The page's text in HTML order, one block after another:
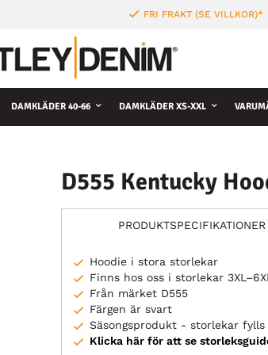
FRI FRAKT (SE VILLKOR)*
DAMKLÄDER 40-66 DAMKLÄDER XS-XXL
D555 Kentucky
PRODUKTSPECIFIKATIONER
Hoodie i stora storlekar
Finns hos oss i storlekar 3XL–6XL
Från märket D555
Färgen är svart
Säsongsprodukt - storlekar
Klicka här för att se